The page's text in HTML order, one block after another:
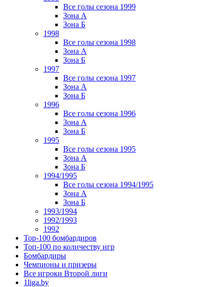
Все голы сезона 1999
Зона А
Зона Б
1998
Все голы сезона 1998
Зона А
Зона Б
1997
Все голы сезона 1997
Зона А
Зона Б
1996
Все голы сезона 1996
Зона А
Зона Б
1995
Все голы сезона 1995
Зона А
Зона Б
1994/1995
Все голы сезона 1994/1995
Зона А
Зона Б
1993/1994
1992/1993
1992
Top-100 бомбардиров
Топ-100 по количеству игр
Бомбардиры
Чемпионы и призеры
Все игроки Второй лиги
1liga.by